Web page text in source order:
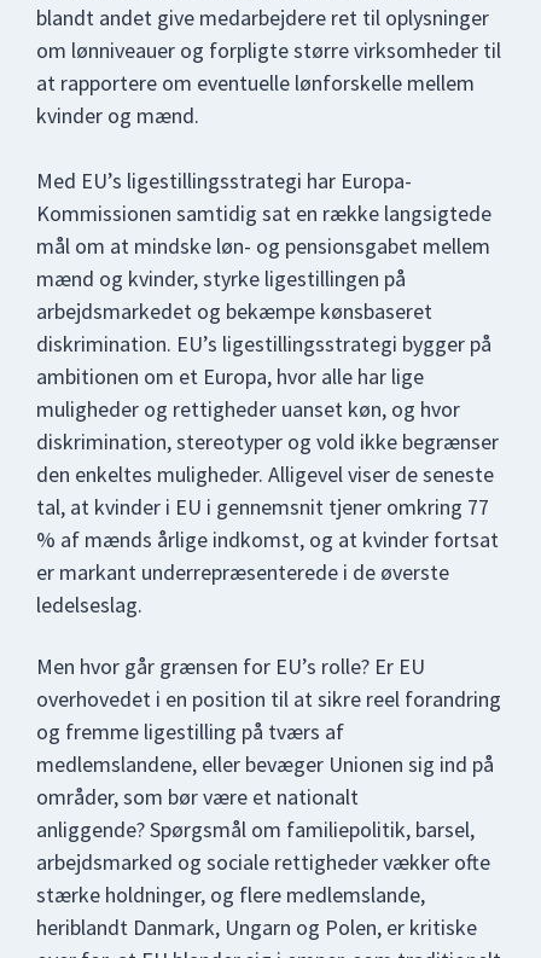
blandt andet give medarbejdere ret til oplysninger
om lønniveauer og forpligte større virksomheder til
at rapportere om eventuelle lønforskelle mellem
kvinder og mænd.
Med EU’s ligestillingsstrategi har Europa-
Kommissionen samtidig sat en række langsigtede
mål om at mindske løn- og pensionsgabet mellem
mænd og kvinder, styrke ligestillingen på
arbejdsmarkedet og bekæmpe kønsbaseret
diskrimination. EU’s ligestillingsstrategi bygger på
ambitionen om et Europa, hvor alle har lige
muligheder og rettigheder uanset køn, og hvor
diskrimination, stereotyper og vold ikke begrænser
den enkeltes muligheder. Alligevel viser de seneste
tal, at kvinder i EU i gennemsnit tjener omkring 77
% af mænds årlige indkomst, og at kvinder fortsat
er markant underrepræsenterede i de øverste
ledelseslag.
Men hvor går grænsen for EU’s rolle? Er EU
overhovedet i en position til at sikre reel forandring
og fremme ligestilling på tværs af
medlemslandene, eller bevæger Unionen sig ind på
områder, som bør være et nationalt
anliggende? Spørgsmål om familiepolitik, barsel,
arbejdsmarked og sociale rettigheder vækker ofte
stærke holdninger, og flere medlemslande,
heriblandt Danmark, Ungarn og Polen, er kritiske